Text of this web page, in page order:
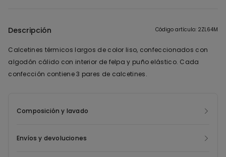
Descripción Código artículo: 2ZL64M
Calcetines térmicos largos de color liso, confeccionados con
algodón cálido con interior de felpa y puño elástico. Cada
confección contiene 3 pares de calcetines.
Composición y lavado
Envíos y devoluciones